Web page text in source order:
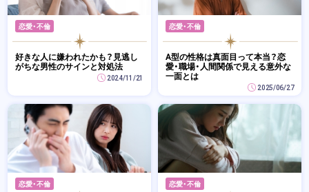
恋愛・不倫
好きな人に嫌われたかも？見逃し
がちな男性のサインと対処法
2024/11/21
恋愛・不倫
A型の性格は真面目って本当？恋
愛・職場・人間関係で見える意外な
一面とは
2025/06/27
恋愛・不倫 恋愛・不倫